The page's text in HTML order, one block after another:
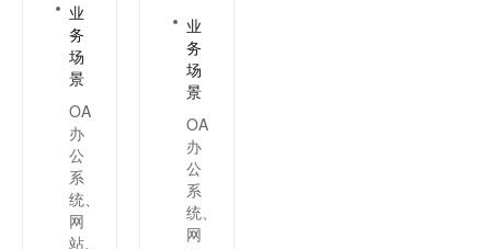
业
务
场
景
OA
办
公
系
统、
网
站、
业
务
场
景
OA
办
公
系
统、
网